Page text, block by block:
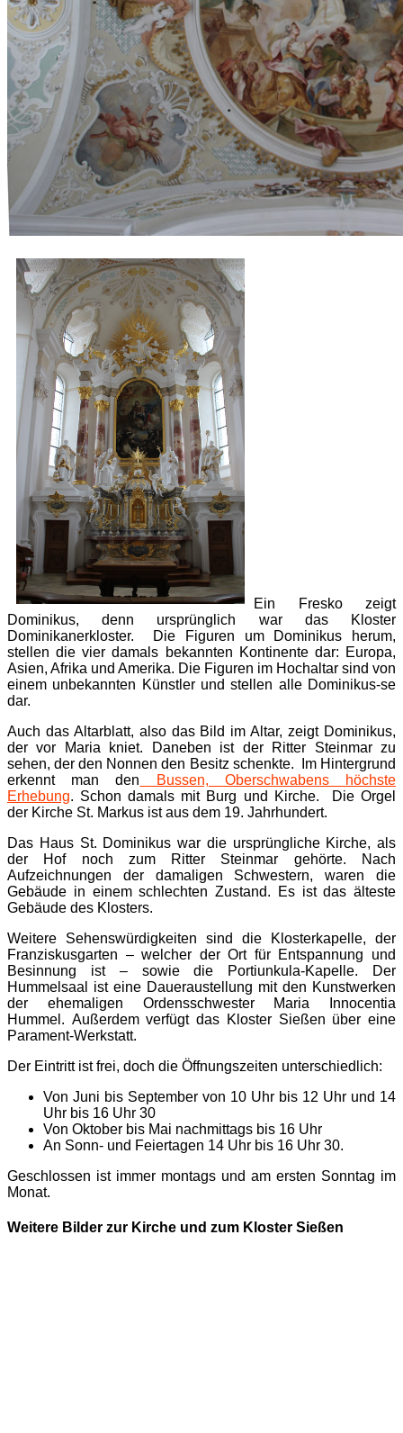
Ein Fresko zeigt
Dominikus, denn ursprünglich war das Kloster
Dominikanerkloster. Die Figuren um Dominikus herum,
stellen die vier damals bekannten Kontinente dar: Europa,
Asien, Afrika und Amerika. Die Figuren im Hochaltar sind von
einem unbekannten Künstler und stellen alle Dominikus-se
dar.
Auch das Altarblatt, also das Bild im Altar, zeigt Dominikus,
der vor Maria kniet. Daneben ist der Ritter Steinmar zu
sehen, der den Nonnen den Besitz schenkte. Im Hintergrund
erkennt man den Bussen, Oberschwabens höchste
Erhebung. Schon damals mit Burg und Kirche. Die Orgel
der Kirche St. Markus ist aus dem 19. Jahrhundert.
Das Haus St. Dominikus war die ursprüngliche Kirche, als
der Hof noch zum Ritter Steinmar gehörte. Nach
Aufzeichnungen der damaligen Schwestern, waren die
Gebäude in einem schlechten Zustand. Es ist das älteste
Gebäude des Klosters.
Weitere Sehenswürdigkeiten sind die Klosterkapelle, der
Franziskusgarten – welcher der Ort für Entspannung und
Besinnung ist – sowie die Portiunkula-Kapelle. Der
Hummelsaal ist eine Daueraustellung mit den Kunstwerken
der ehemaligen Ordensschwester Maria Innocentia
Hummel. Außerdem verfügt das Kloster Sießen über eine
Parament-Werkstatt.
Der Eintritt ist frei, doch die Öffnungszeiten unterschiedlich:
Von Juni bis September von 10 Uhr bis 12 Uhr und 14
Uhr bis 16 Uhr 30
Von Oktober bis Mai nachmittags bis 16 Uhr
An Sonn- und Feiertagen 14 Uhr bis 16 Uhr 30.
Geschlossen ist immer montags und am ersten Sonntag im
Monat.
Weitere Bilder zur Kirche und zum Kloster Sießen